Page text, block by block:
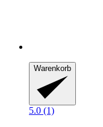
Warenkorb
5.0 (1)